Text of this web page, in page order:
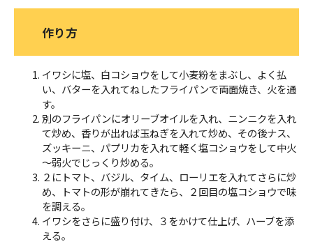
作り方
イワシに塩、白コショウをして小麦粉をまぶし、よく払
い、バターを入れてねしたフライパンで両面焼き、火を通
す。
別のフライパンにオリーブオイルを入れ、ニンニクを入れ
て炒め、香りが出れば玉ねぎを入れて炒め、その後ナス、
ズッキーニ、パプリカを入れて軽く塩コショウをして中火
～弱火でじっくり炒める。
２にトマト、バジル、タイム、ローリエを入れてさらに炒
め、トマトの形が崩れてきたら、２回目の塩コショウで味
を調える。
イワシをさらに盛り付け、３をかけて仕上げ、ハーブを添
える。